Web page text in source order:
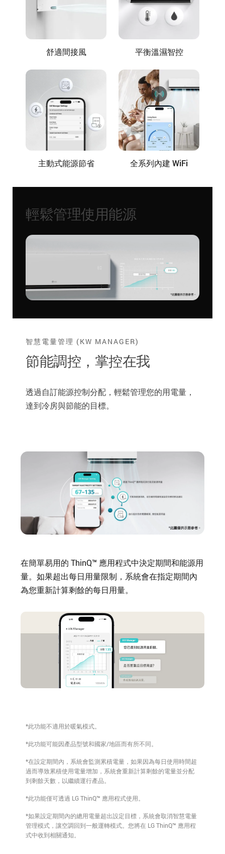
舒適間接風 平衡溫濕智控
主動式能源節省 全系列內建 WiFi
輕鬆管理使用能源
智慧電量管理 (KW MANAGER)
節能調控，掌控在我
透過自訂能源控制分配，輕鬆管理您的用電量，
達到冷房與節能的目標。
在簡單易用的 ThinQ™ 應用程式中決定期間和能源用
量。如果超出每日用量限制，系統會在指定期間內
為您重新計算剩餘的每日用量。
*此功能不適用於暖氣模式。
*此功能可能因產品型號和國家/地區而有所不同。
*在設定期間內，系統會監測累積電量，如果因為每日使用時間超
過而導致累積使用電量增加，系統會重新計算剩餘的電量並分配
到剩餘天數，以繼續運行產品。
*此功能僅可透過 LG ThinQ™ 應用程式使用。
*如果設定期間內的總用電量超出設定目標，系統會取消智慧電量
管理模式，讓空調回到一般運轉模式。您將在 LG ThinQ™ 應用程
式中收到相關通知。